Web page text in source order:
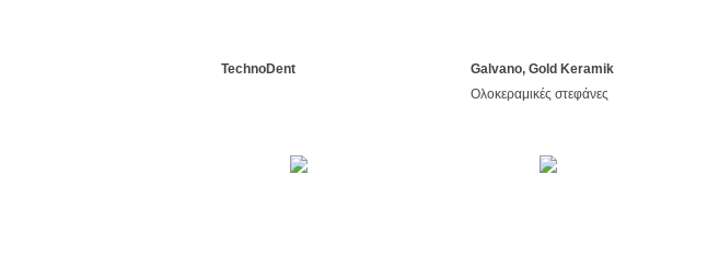
TechnoDent
Galvano, Gold Keramik
Ολοκεραμικές στεφάνες